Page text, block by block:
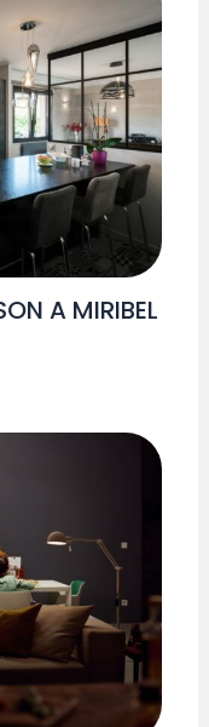
A MIRIBEL